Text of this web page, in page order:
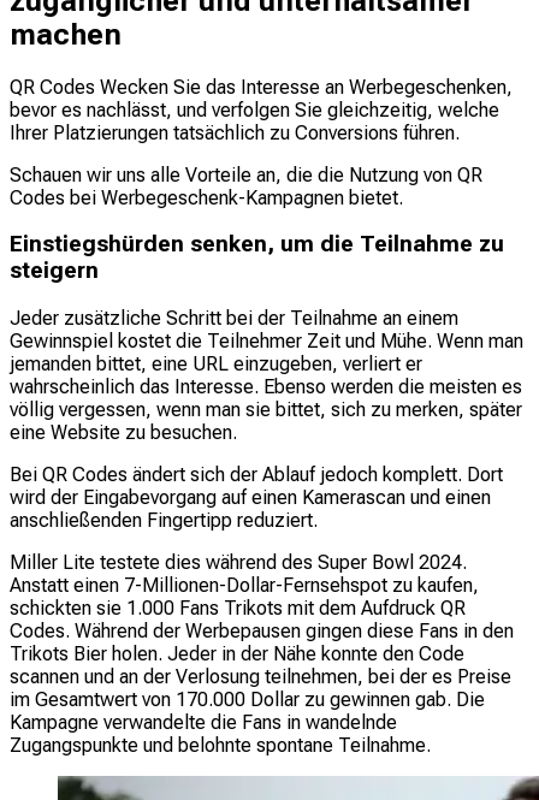
machen
QR Codes Wecken Sie das Interesse an Werbegeschenken,
bevor es nachlässt, und verfolgen Sie gleichzeitig, welche
Ihrer Platzierungen tatsächlich zu Conversions führen.
Schauen wir uns alle Vorteile an, die die Nutzung von QR
Codes bei Werbegeschenk-Kampagnen bietet.
Einstiegshürden senken, um die Teilnahme zu
steigern
Jeder zusätzliche Schritt bei der Teilnahme an einem
Gewinnspiel kostet die Teilnehmer Zeit und Mühe. Wenn man
jemanden bittet, eine URL einzugeben, verliert er
wahrscheinlich das Interesse. Ebenso werden die meisten es
völlig vergessen, wenn man sie bittet, sich zu merken, später
eine Website zu besuchen.
Bei QR Codes ändert sich der Ablauf jedoch komplett. Dort
wird der Eingabevorgang auf einen Kamerascan und einen
anschließenden Fingertipp reduziert.
Miller Lite testete dies während des Super Bowl 2024.
Anstatt einen 7-Millionen-Dollar-Fernsehspot zu kaufen,
schickten sie 1.000 Fans Trikots mit dem Aufdruck QR
Codes. Während der Werbepausen gingen diese Fans in den
Trikots Bier holen. Jeder in der Nähe konnte den Code
scannen und an der Verlosung teilnehmen, bei der es Preise
im Gesamtwert von 170.000 Dollar zu gewinnen gab. Die
Kampagne verwandelte die Fans in wandelnde
Zugangspunkte und belohnte spontane Teilnahme.